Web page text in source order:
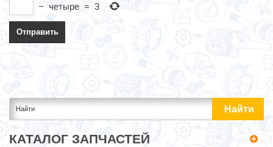
− четыре = 3
КАТАЛОГ ЗАПЧАСТЕЙ